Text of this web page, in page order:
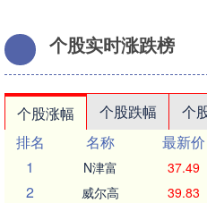
个股实时涨跌榜
个股涨幅 个股跌幅 个
排名
名称 最新价
1
N津富 37.49
2 威尔高 39.83